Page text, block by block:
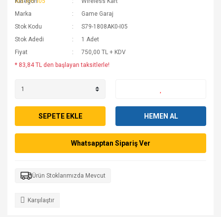
Marka
Game Garaj
Stok Kodu
S79-1808AK0-I05
Stok Adedi
1 Adet
Fiyat
750,00 TL + KDV
* 83,84 TL den başlayan taksitlerle!
SEPETE EKLE HEMEN AL
Whatsapptan Sipariş Ver
Ürün Stoklarımızda Mevcut
Karşılaştır